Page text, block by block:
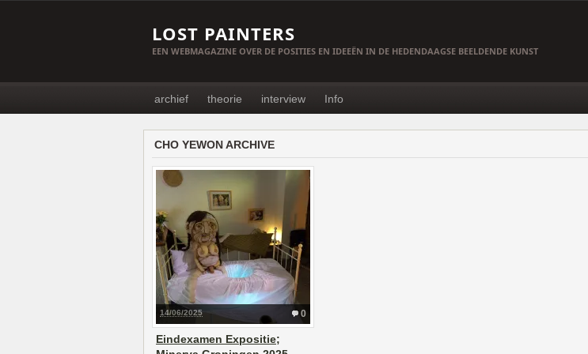
LOST PAINTERS
EEN WEBMAGAZINE OVER DE POSITIES EN IDEEËN IN DE HEDENDAAGSE BEELDENDE KUNST
archief theorie interview Info
CHO YEWON ARCHIVE
0
14/06/2025
Eindexamen Expositie;